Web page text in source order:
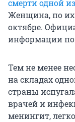
смерти одной
Женщина, по их
октябре.
информации
Тем не менее
на складах
страны
врачей и
менингит,